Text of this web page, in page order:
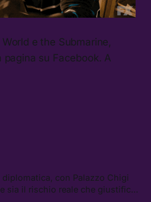
e the Submarine,
su Facebook. A
diplomatica, con Palazzo Chigi
sia il rischio reale che giustifica